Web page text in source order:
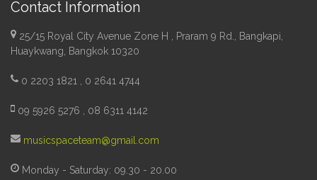
Contact Information
25/15 Royal City Avenue Zone H , Praram 9 Rd., Bangkapi,
Huaykwang, Bangkok 10320
0 2203 1821 , 0 2641 4744
09 5926 5276 , 08 6311 4142
musicspaceteam@gmail.com
Monday - Saturday: 09.30 - 20.00